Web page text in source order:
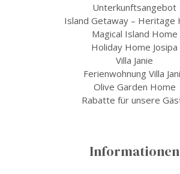
Unterkunftsangebot
Island Getaway – Heritage
Magical Island Home
Holiday Home Josipa
Villa Janie
Ferienwohnung Villa
Olive Garden Home
Rabatte für unsere
Informationen